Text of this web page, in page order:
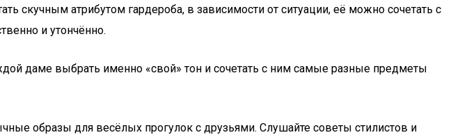
скучным атрибутом гардероба, в зависимости от ситуации, её можно сочетать с
и утончённо.
даме выбрать именно «свой» тон и сочетать с ним самые разные предметы
образы для весёлых прогулок с друзьями. Слушайте советы стилистов и